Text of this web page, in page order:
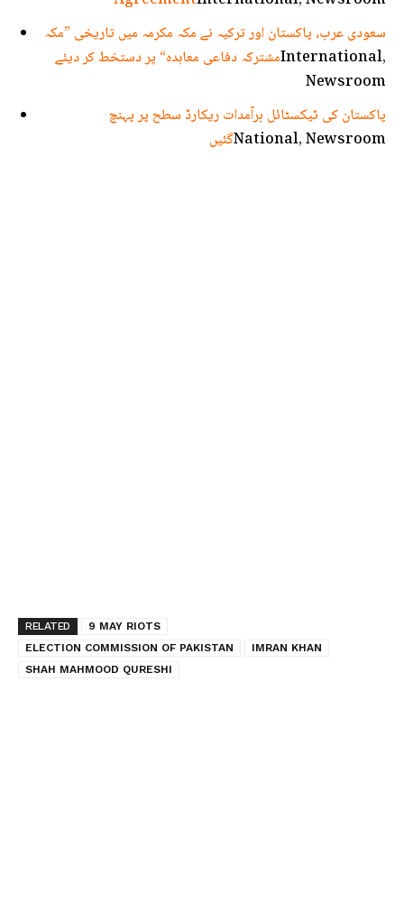
سعودی عرب، پاکستان اور ترکیہ نے مکہ مکرمہ میں تاریخی ”مکہ
مشترکہ دفاعی معاہدہ“ پر دستخط کر دیئےInternational,
Newsroom
پاکستان کی ٹیکسٹائل برآمدات ریکارڈ سطح پر پہنچ
گئیںNational, Newsroom
RELATED
9 MAY RIOTS
ELECTION COMMISSION OF PAKISTAN
IMRAN KHAN
SHAH MAHMOOD QURESHI